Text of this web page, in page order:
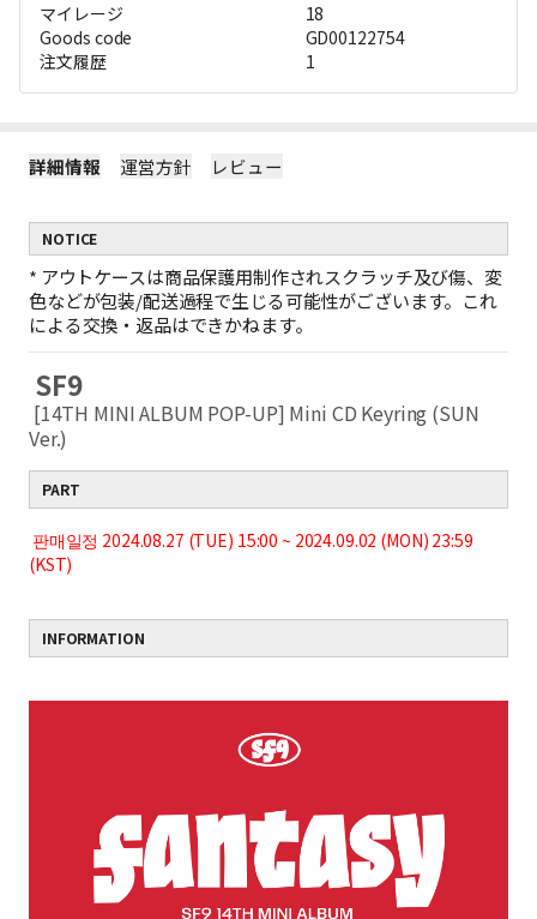
マイレージ
18
Goods code
GD00122754
注文履歴
1
詳細情報 運営方針 レビュー
NOTICE
* アウトケースは商品保護用制作されスクラッチ及び傷、変
色などが包装/配送過程で生じる可能性がございます。これ
による交換・返品はできかねます。
SF9
[14TH MINI ALBUM POP-UP] Mini CD Keyring (SUN
Ver.)
PART
판매일정 2024.08.27 (TUE) 15:00 ~ 2024.09.02 (MON) 23:59
(KST)
INFORMATION